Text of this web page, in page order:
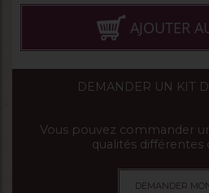
AJOUTER
DEMANDER UN KIT
Vous pouvez commander
qualités différentes
DEMANDER